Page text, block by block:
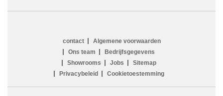
contact
Algemene voorwaarden
Ons team
Bedrijfsgegevens
Showrooms
Jobs
Sitemap
Privacybeleid
Cookietoestemming